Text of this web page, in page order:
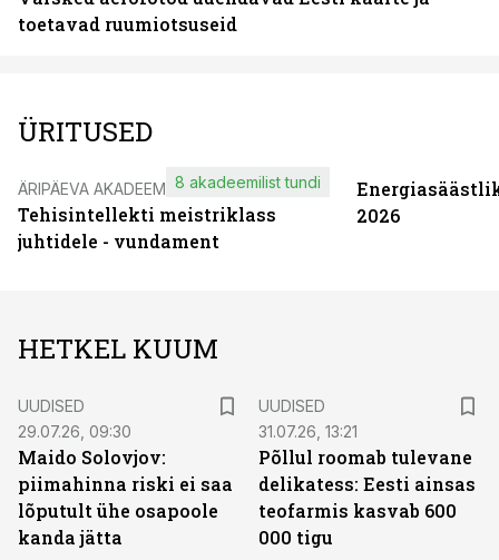
toetavad ruumiotsuseid
ÜRITUSED
ÄRIPÄEVA AKADEEMIA
Tehisintellekti meistriklass
juhtidele - vundament
8 akadeemilist tundi
2026
HETKEL KUUM
UUDISED
29.07.26, 09:30
Maido Solovjov:
piimahinna riski ei saa
lõputult ühe osapoole
kanda jätta
UUDISED
31.07.26, 13:21
Põllul roomab tulevane
delikatess: Eesti ainsas
teofarmis kasvab 600
000 tigu